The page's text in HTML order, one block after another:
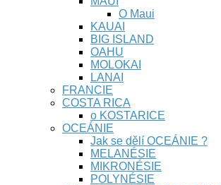
O Maui
KAUAI
BIG ISLAND
OAHU
MOLOKAI
LANAI
FRANCIE
COSTA RICA
o KOSTARICE
OCEÁNIE
Jak se dělí OCEÁNIE ?
MELANÉSIE
MIKRONÉSIE
POLYNÉSIE